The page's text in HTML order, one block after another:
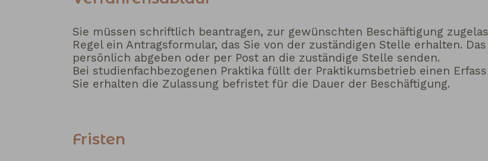
Sie müssen schriftlich beantragen, zur gewünschten Beschäftigung
Regel ein Antragsformular, das Sie von der zuständigen Stelle erhalten.
persönlich abgeben oder per Post an die zuständige Stelle senden.
Bei studienfachbezogenen Praktika füllt der Praktikumsbetrieb einen
Sie erhalten die Zulassung befristet für die Dauer der Beschäftigung.
Fristen